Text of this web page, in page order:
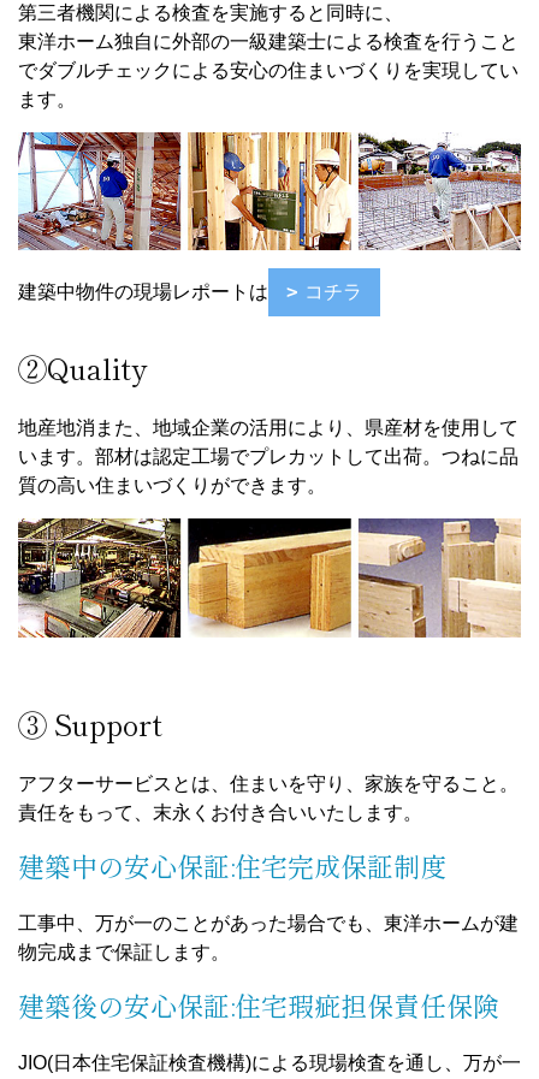
第三者機関による検査を実施すると同時に、
東洋ホーム独自に外部の一級建築士による検査を行うこと
でダブルチェックによる安心の住まいづくりを実現してい
ます。
建築中物件の現場レポートは コチラ
②Quality
地産地消また、地域企業の活用により、県産材を使用して
います。部材は認定工場でプレカットして出荷。つねに品
質の高い住まいづくりができます。
③ Support
アフターサービスとは、住まいを守り、家族を守ること。
責任をもって、末永くお付き合いいたします。
建築中の安心保証:住宅完成保証制度
工事中、万が一のことがあった場合でも、東洋ホームが建
物完成まで保証します。
建築後の安心保証:住宅瑕疵担保責任保険
JIO(日本住宅保証検査機構)による現場検査を通し、万が一